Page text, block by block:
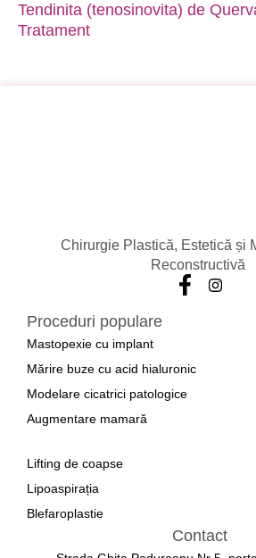
Tendinita (tenosinovita) de
Tratament
Chirurgie Plastică, Estetică și
Reconstructivă
Proceduri populare
Mastopexie cu implant
Mărire buze cu acid hialuronic
Modelare cicatrici patologice
Augmentare mamară
Lifting de coapse
Lipoaspirația
Blefaroplastie
Contact